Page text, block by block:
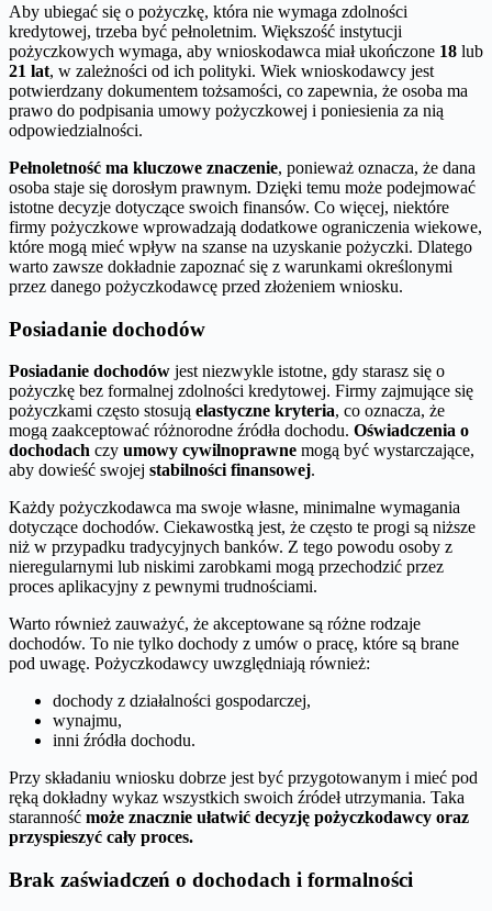
Aby ubiegać się o pożyczkę, która nie wymaga zdolności
kredytowej, trzeba być pełnoletnim. Większość instytucji
pożyczkowych wymaga, aby wnioskodawca miał ukończone 18 lub
21 lat, w zależności od ich polityki. Wiek wnioskodawcy jest
potwierdzany dokumentem tożsamości, co zapewnia, że osoba ma
prawo do podpisania umowy pożyczkowej i poniesienia za nią
odpowiedzialności.
Pełnoletność ma kluczowe znaczenie, ponieważ oznacza, że dana
osoba staje się dorosłym prawnym. Dzięki temu może podejmować
istotne decyzje dotyczące swoich finansów. Co więcej, niektóre
firmy pożyczkowe wprowadzają dodatkowe ograniczenia wiekowe,
które mogą mieć wpływ na szanse na uzyskanie pożyczki. Dlatego
warto zawsze dokładnie zapoznać się z warunkami określonymi
przez danego pożyczkodawcę przed złożeniem wniosku.
Posiadanie dochodów
Posiadanie dochodów jest niezwykle istotne, gdy starasz się o
pożyczkę bez formalnej zdolności kredytowej. Firmy zajmujące się
pożyczkami często stosują elastyczne kryteria, co oznacza, że
mogą zaakceptować różnorodne źródła dochodu. Oświadczenia o
dochodach czy umowy cywilnoprawne mogą być wystarczające,
aby dowieść swojej stabilności finansowej.
Każdy pożyczkodawca ma swoje własne, minimalne wymagania
dotyczące dochodów. Ciekawostką jest, że często te progi są niższe
niż w przypadku tradycyjnych banków. Z tego powodu osoby z
nieregularnymi lub niskimi zarobkami mogą przechodzić przez
proces aplikacyjny z pewnymi trudnościami.
Warto również zauważyć, że akceptowane są różne rodzaje
dochodów. To nie tylko dochody z umów o pracę, które są brane
pod uwagę. Pożyczkodawcy uwzględniają również:
dochody z działalności gospodarczej,
wynajmu,
inni źródła dochodu.
Przy składaniu wniosku dobrze jest być przygotowanym i mieć pod
ręką dokładny wykaz wszystkich swoich źródeł utrzymania. Taka
staranność może znacznie ułatwić decyzję pożyczkodawcy oraz
przyspieszyć cały proces.
Brak zaświadczeń o dochodach i formalności